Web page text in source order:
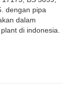
dengan pipa
dalam
di indonesia.